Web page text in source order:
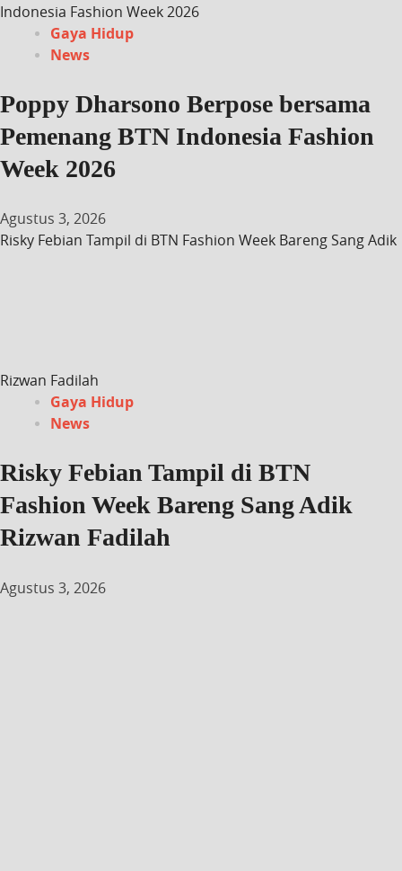
Indonesia Fashion Week 2026
Gaya Hidup
News
Poppy Dharsono Berpose bersama
Pemenang BTN Indonesia Fashion
Week 2026
Agustus 3, 2026
Risky Febian Tampil di BTN Fashion Week Bareng Sang Adik
Rizwan Fadilah
Gaya Hidup
News
Risky Febian Tampil di BTN
Fashion Week Bareng Sang Adik
Rizwan Fadilah
Agustus 3, 2026